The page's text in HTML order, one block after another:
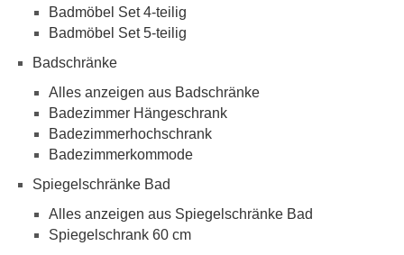
Badmöbel Set 4-teilig
Badmöbel Set 5-teilig
Badschränke
Alles anzeigen aus Badschränke
Badezimmer Hängeschrank
Badezimmerhochschrank
Badezimmerkommode
Spiegelschränke Bad
Alles anzeigen aus Spiegelschränke Bad
Spiegelschrank 60 cm